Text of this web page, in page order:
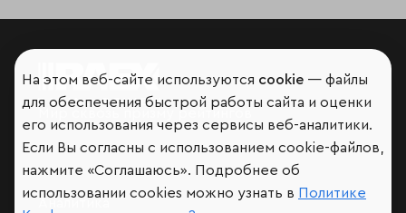
Мир сквозь призму рейтингов
На этом веб-сайте используются cookie — файлы
для обеспечения быстрой работы сайта и оценки
его использования через сервисы веб-аналитики.
Если Вы согласны с использованием cookie-файлов,
нажмите «Соглашаюсь». Подробнее об
использовании cookies можно узнать в Политике